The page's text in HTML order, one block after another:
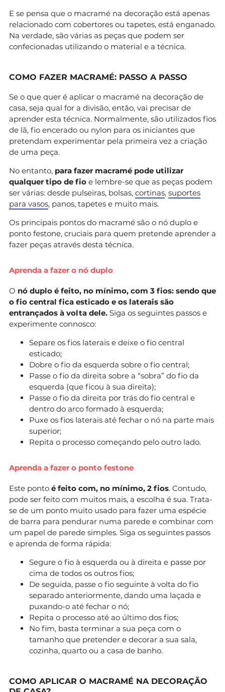
E se pensa que o macramé na decoração está apenas
relacionado com cobertores ou tapetes, está enganado.
Na verdade, são várias as peças que podem ser
confecionadas utilizando o material e a técnica.
COMO FAZER MACRAMÉ: PASSO A PASSO
Se o que quer é aplicar o macramé na decoração de
casa, seja qual for a divisão, então, vai precisar de
aprender esta técnica. Normalmente, são utilizados fios
de lã, fio encerado ou nylon para os iniciantes que
pretendam experimentar pela primeira vez a criação
de uma peça.
No entanto, para fazer macramé pode utilizar
qualquer tipo de fio e lembre-se que as peças podem
ser várias: desde pulseiras, bolsas, cortinas, suportes
para vasos, panos, tapetes e muito mais.
Os principais pontos do macramé são o nó duplo e
ponto festone, cruciais para quem pretende aprender a
fazer peças através desta técnica.
Aprenda a fazer o nó duplo
O nó duplo é feito, no mínimo, com 3 fios: sendo que
o fio central fica esticado e os laterais são
entrançados à volta dele. Siga os seguintes passos e
experimente connosco:
Separe os fios laterais e deixe o fio central
esticado;
Dobre o fio da esquerda sobre o fio central;
Passe o fio da direita sobre a “sobra” do fio da
esquerda (que ficou à sua direita);
Passe o fio da direita por trás do fio central e
dentro do arco formado à esquerda;
Puxe os fios laterais até fechar o nó na parte mais
superior;
Repita o processo começando pelo outro lado.
Aprenda a fazer o ponto festone
Este ponto é feito com, no mínimo, 2 fios. Contudo,
pode ser feito com muitos mais, a escolha é sua. Trata-
se de um ponto muito usado para fazer uma espécie
de barra para pendurar numa parede e combinar com
um papel de parede simples. Siga os seguintes passos
e aprenda de forma rápida:
Segure o fio à esquerda ou à direita e passe por
cima de todos os outros fios;
De seguida, passe o fio seguinte à volta do fio
separado anteriormente, dando uma laçada e
puxando-o até fechar o nó;
Repita o processo até ao último dos fios;
No fim, basta terminar a sua peça com o
tamanho que pretender e decorar a sua sala,
cozinha, quarto ou a casa de banho.
COMO APLICAR O MACRAMÉ NA DECORAÇÃO